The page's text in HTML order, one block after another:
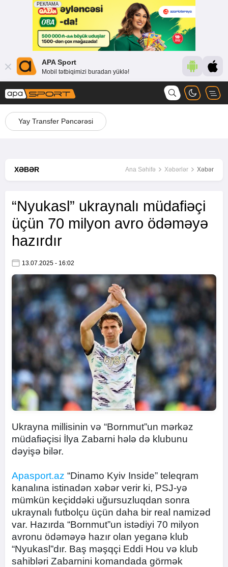
APA Sport
Mobil tətbiqimizi buradan yüklə!
Yay Transfer Pəncərəsi
XƏBƏR Ana Səhifə Xəbərlər Xəbər
“Nyukasl” ukraynalı müdafiəçi
üçün 70 milyon avro ödəməyə
hazırdır
13.07.2025 - 16:02
Ukrayna millisinin və “Bornmut”un mərkəz
müdafiəçisi İlya Zabarni hələ də klubunu
dəyişə bilər.
Apasport.az “Dinamo Kyiv Inside” teleqram
kanalına istinadən xəbər verir ki, PSJ-yə
mümkün keçiddəki uğursuzluqdan sonra
ukraynalı futbolçu üçün daha bir real namizəd
var. Hazırda “Bornmut”un istədiyi 70 milyon
avronu ödəməyə hazır olan yeganə klub
“Nyukasl”dır. Baş məşqçi Eddi Hou və klub
sahibləri Zabarnini komandada görmək